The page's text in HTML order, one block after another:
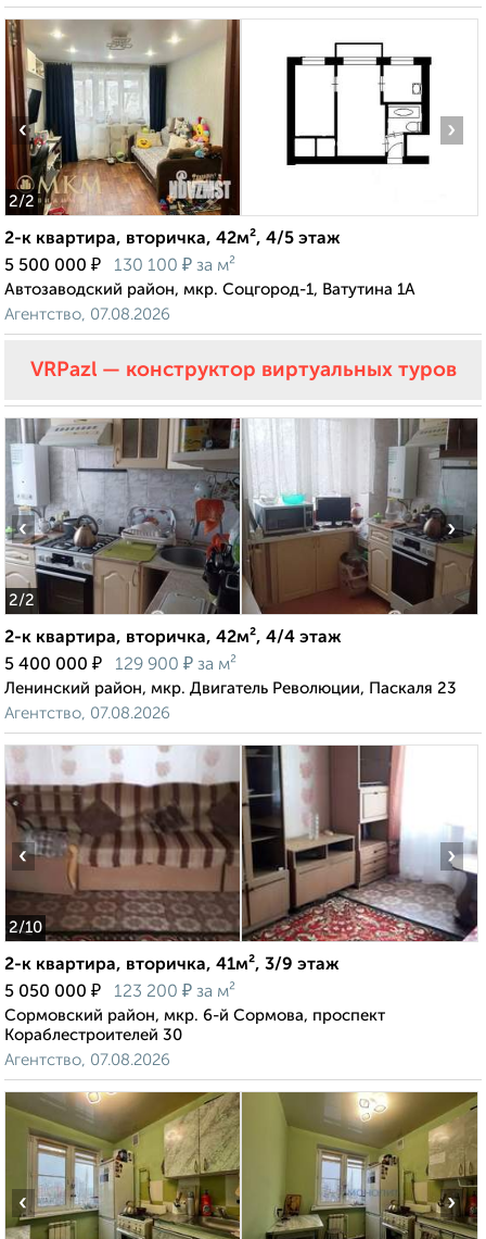
2/2
‹ ›
2-к квартира, вторичка, 42м², 4/5 этаж
5 500 000 ₽ 130 100 ₽ за м²
Автозаводский район, мкр. Соцгород-1, Ватутина 1А
Агентство, 07.08.2026
VRPazl — конструктор виртуальных туров
2/2
‹ ›
2-к квартира, вторичка, 42м², 4/4 этаж
5 400 000 ₽ 129 900 ₽ за м²
Ленинский район, мкр. Двигатель Революции, Паскаля 23
Агентство, 07.08.2026
2/10
‹ ›
2-к квартира, вторичка, 41м², 3/9 этаж
5 050 000 ₽ 123 200 ₽ за м²
Сормовский район, мкр. 6-й Сормова, проспект
Кораблестроителей 30
Агентство, 07.08.2026
‹ ›